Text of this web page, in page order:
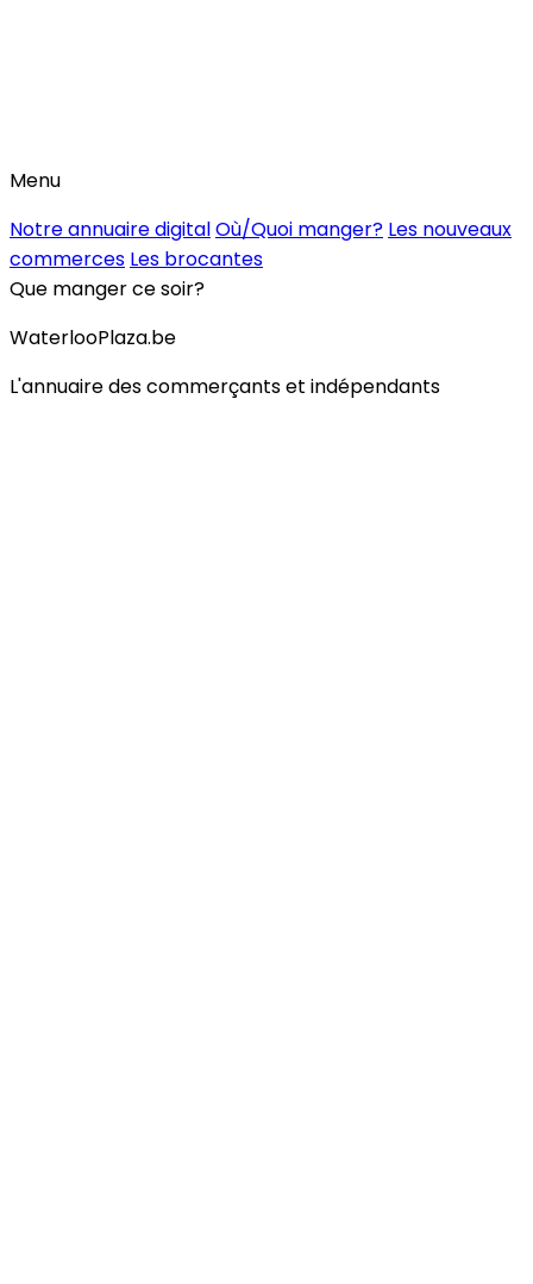
Menu
Notre annuaire digitalOù/Quoi manger? Les nouveaux
commerces Les brocantes
Que manger ce soir?
WaterlooPlaza.be
L'annuaire des commerçants et indépendants